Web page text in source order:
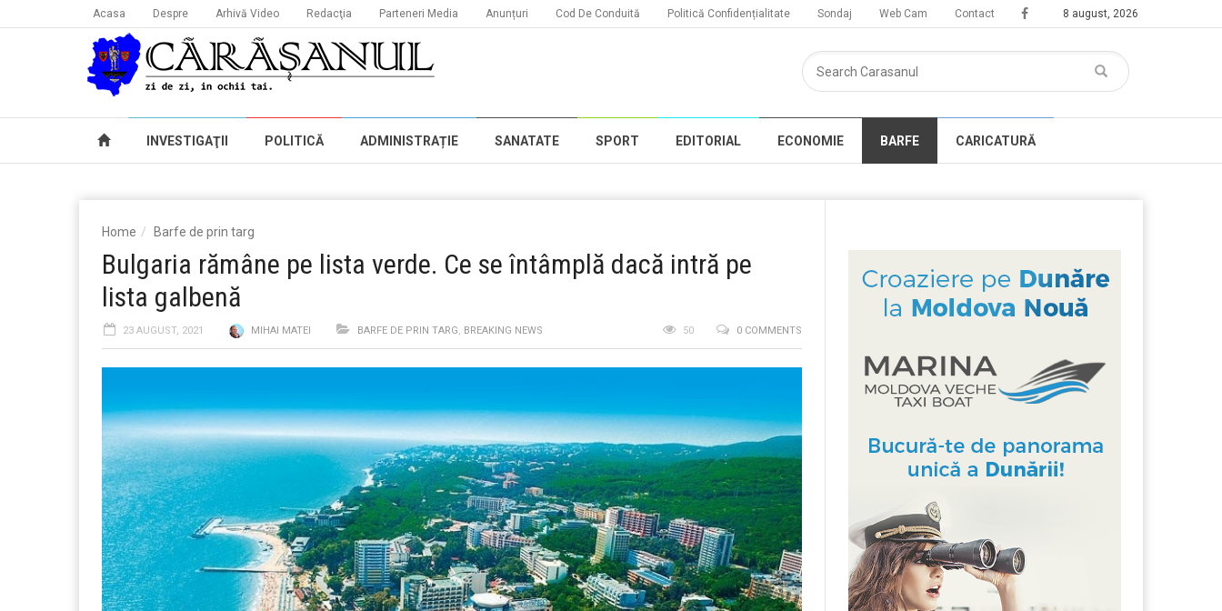
8 august, 2026
Acasa Despre Arhivă Video Redacţia Parteneri Media Anunțuri Cod De Conduită Politică Confidențialitate Sondaj Web Cam Contact
INVESTIGAŢII POLITICĂ ADMINISTRAȚIE SANATATE SPORT EDITORIAL ECONOMIE BARFE CARICATURĂ
Home Barfe de prin targ
Bulgaria rămâne pe lista verde. Ce se întâmplă dacă intră pe
lista galbenă
23 AUGUST, 2021 MIHAI MATEI BARFE DE PRIN TARG, BREAKING NEWS 0 COMMENTS
50